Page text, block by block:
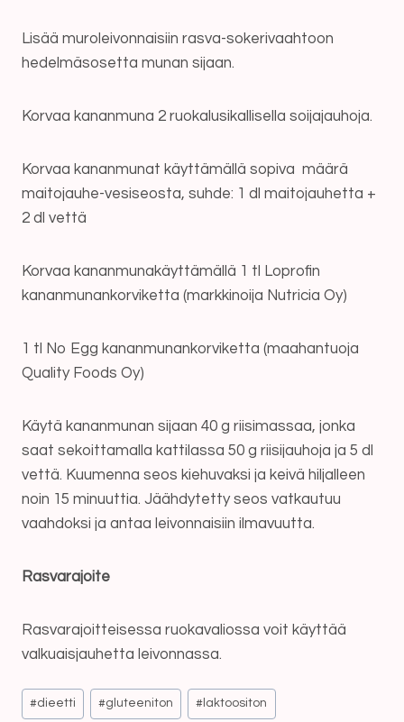
Lisää muroleivonnaisiin rasva-sokerivaahtoon
hedelmäsosetta munan sijaan.
Korvaa kananmuna 2 ruokalusikallisella soijajauhoja.
Korvaa kananmunat käyttämällä sopiva määrä
maitojauhe-vesiseosta, suhde: 1 dl maitojauhetta +
2 dl vettä
Korvaa kananmunakäyttämällä 1 tl Loprofin
kananmunankorviketta (markkinoija Nutricia Oy)
1 tl No Egg kananmunankorviketta (maahantuoja
Quality Foods Oy)
Käytä kananmunan sijaan 40 g riisimassaa, jonka
saat sekoittamalla kattilassa 50 g riisijauhoja ja 5 dl
vettä. Kuumenna seos kiehuvaksi ja keivä hiljalleen
noin 15 minuuttia. Jäähdytetty seos vatkautuu
vaahdoksi ja antaa leivonnaisiin ilmavuutta.
Rasvarajoite
Rasvarajoitteisessa ruokavaliossa voit käyttää
valkuaisjauhetta leivonnassa.
Avainsanat:
#dieetti #gluteeniton # laktoositon